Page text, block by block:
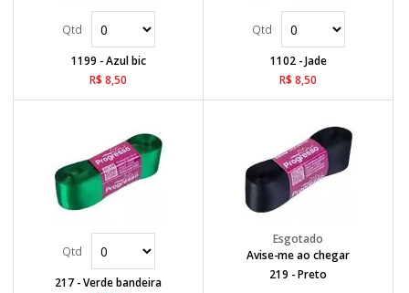
1199 - Azul bic
R$ 8,50
1102 - Jade
R$ 8,50
217 - Verde bandeira
Avise-me ao chegar
219 - Preto